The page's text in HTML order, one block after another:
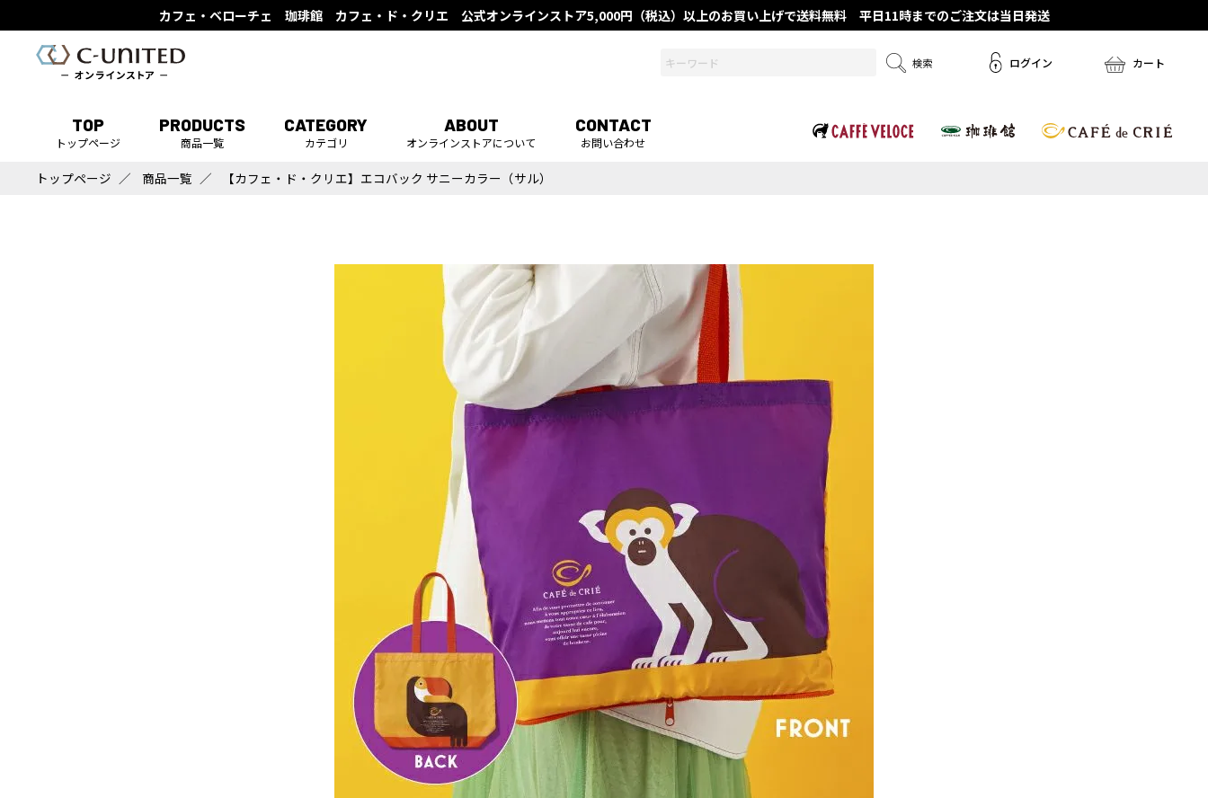
カフェ・ベローチェ 珈琲館 カフェ・ド・クリエ 公式オンラインストア5,000円（税込）以上のお買い上げで送料無料 平日11時までのご注文は当日発送
ログイン カート
TOP
トップページ
PRODUCTS
商品一覧
CATEGORY
カテゴリ
ABOUT
オンラインストアについて
CONTACT
お問い合わせ
トップページ 商品一覧 【カフェ・ド・クリエ】エコバック サニーカラー（サル）